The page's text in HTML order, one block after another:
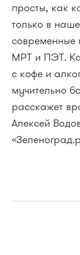
просты, как
только в
современные
МРТ и ПЭТ.
с кофе и
мучительно
расскажет
Алексей